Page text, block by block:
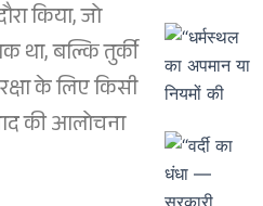
किया, जो
था, बल्कि तुर्की
के लिए किसी
की आलोचना